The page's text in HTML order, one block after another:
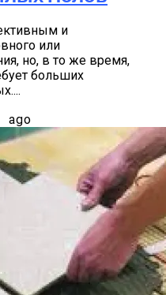
и
или
но, в то же время,
больших
ago